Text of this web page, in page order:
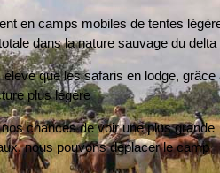
en camps mobiles de tentes
dans la nature sauvage du delta
que les safaris en lodge, grâce
plus légère
chances de voir une plus grande
nous pouvons déplacer le camp